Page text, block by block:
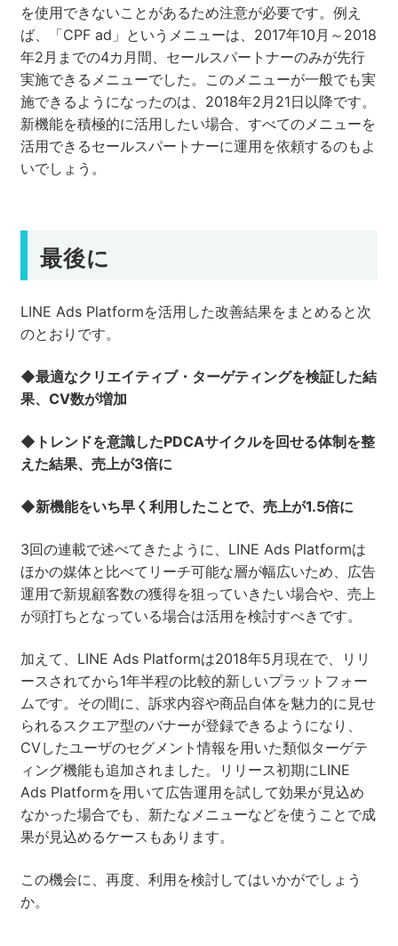
を使用できないことがあるため注意が必要です。例え
ば、「CPF ad」というメニューは、2017年10月～2018
年2月までの4カ月間、セールスパートナーのみが先行
実施できるメニューでした。このメニューが一般でも実
施できるようになったのは、2018年2月21日以降です。
新機能を積極的に活用したい場合、すべてのメニューを
活用できるセールスパートナーに運用を依頼するのもよ
いでしょう。
最後に
LINE Ads Platformを活用した改善結果をまとめると次
のとおりです。
◆最適なクリエイティブ・ターゲティングを検証した結
果、CV数が増加
◆トレンドを意識したPDCAサイクルを回せる体制を整
えた結果、売上が3倍に
◆新機能をいち早く利用したことで、売上が1.5倍に
3回の連載で述べてきたように、LINE Ads Platformは
ほかの媒体と比べてリーチ可能な層が幅広いため、広告
運用で新規顧客数の獲得を狙っていきたい場合や、売上
が頭打ちとなっている場合は活用を検討すべきです。
加えて、LINE Ads Platformは2018年5月現在で、リリ
ースされてから1年半程の比較的新しいプラットフォー
ムです。その間に、訴求内容や商品自体を魅力的に見せ
られるスクエア型のバナーが登録できるようになり、
CVしたユーザのセグメント情報を用いた類似ターゲテ
ィング機能も追加されました。リリース初期にLINE
Ads Platformを用いて広告運用を試して効果が見込め
なかった場合でも、新たなメニューなどを使うことで成
果が見込めるケースもあります。
この機会に、再度、利用を検討してはいかがでしょう
か。